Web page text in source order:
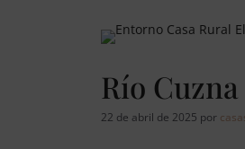
Río Cuzna
22 de abril de 2025 por